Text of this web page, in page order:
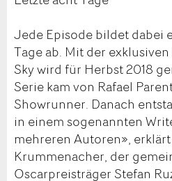
Jede Episode bildet dabei
Tage ab. Mit der
Sky wird für Herbst 2018
Serie kam von Rafael
Showrunner. Danach
in einem sogenannten
mehreren Autoren»,
Krummenacher, der
Oscarpreisträger Stefan